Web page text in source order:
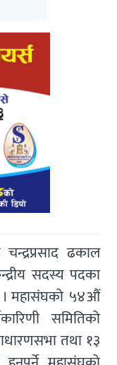
चन्द्रप्रसाद ढकाल
सदस्य पदका
। महासंघको ५४औं
समितिको
तथा १३